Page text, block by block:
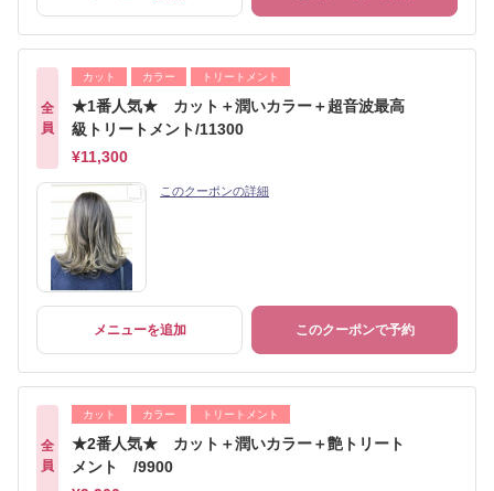
全
員
カット カラー トリートメント
★1番人気★ カット＋潤いカラー＋超音波最高
級トリートメント/11300
¥11,300
このクーポンの詳細
メニューを追加 このクーポンで予約
全
員
カット カラー トリートメント
★2番人気★ カット＋潤いカラー＋艶トリート
メント /9900